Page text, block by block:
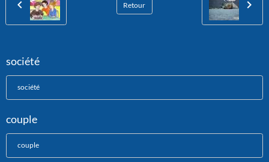
Retour
société
société
couple
couple